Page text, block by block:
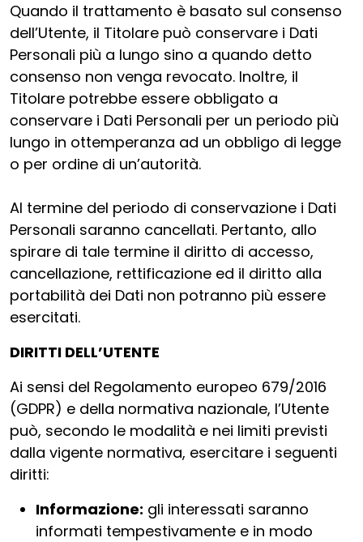
Quando il trattamento è basato sul consenso
dell’Utente, il Titolare può conservare i Dati
Personali più a lungo sino a quando detto
consenso non venga revocato. Inoltre, il
Titolare potrebbe essere obbligato a
conservare i Dati Personali per un periodo più
lungo in ottemperanza ad un obbligo di legge
o per ordine di un’autorità.
Al termine del periodo di conservazione i Dati
Personali saranno cancellati. Pertanto, allo
spirare di tale termine il diritto di accesso,
cancellazione, rettificazione ed il diritto alla
portabilità dei Dati non potranno più essere
esercitati.
DIRITTI DELL’UTENTE
Ai sensi del Regolamento europeo 679/2016
(GDPR) e della normativa nazionale, l’Utente
può, secondo le modalità e nei limiti previsti
dalla vigente normativa, esercitare i seguenti
diritti:
Informazione: gli interessati saranno
informati tempestivamente e in modo